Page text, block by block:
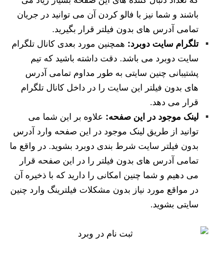
باشند و شما نیز با فالو کردن آن می توانید در جریان
تمامی آدرس های بدون فیلتر قرار بگیرید.
تلگرام سایت دوبرد: همچنین مورد بعدی کانال تلگرام
سایت دوبرد می باشد. دقت داشته باشید که تیم
پشتیبانی چنین سایتی به طور مداوم تمامی آدرس
های بدون فیلتر این سایت را در داخل کانال تلگرام
قرار می دهد.
لینک موجود در این صفحه: علاوه بر این شما می
توانید از طریق لینک موجود در این صفحه وارد آدرس
بدون فیلتر سایت شرط بندی دوبرد بشوید. در واقع ما
تمامی آدرس های بدون فیلتر را در این صفحه قرار
می دهیم و شما چنین امکانی را دارید که با ذخیره آن
در مواقع مورد نیاز بدون مشکلات فیلترینگ وارد چنین
سایتی بشوید.